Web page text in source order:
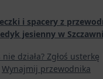
i spacery z
jesienny w
nie działa? Zgłoś usterkę
Wynajmij przewodnika